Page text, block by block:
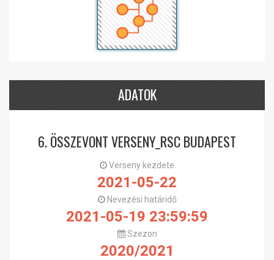
ADATOK
6. ÖSSZEVONT VERSENY_RSC BUDAPEST
Verseny kezdete
2021-05-22
Nevezési határidő
2021-05-19 23:59:59
Szezon
2020/2021